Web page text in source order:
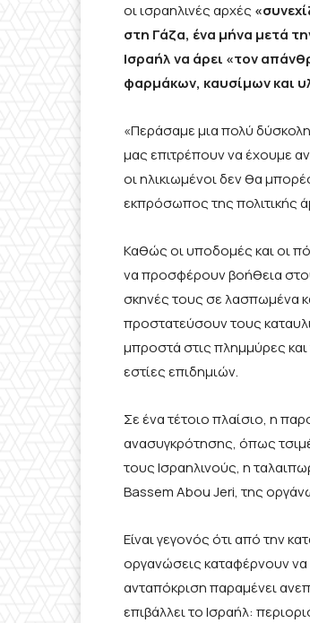
οι ισραηλινές αρχές
στη Γάζα, ένα μήνα μετά
Ισραήλ να άρει «τον
φαρμάκων, καυσίμων και
«Περάσαμε μια πολύ
μας επιτρέπουν να έχουμε
οι ηλικιωμένοι δεν θα
εκπρόσωπος της πολιτικής
Καθώς οι υποδομές και οι
να προσφέρουν βοήθεια
σκηνές τους σε λασπωμένα
προστατεύσουν τους
μπροστά στις πλημμύρες
εστίες επιδημιών.
Σε ένα τέτοιο πλαίσιο, η
ανασυγκρότησης, όπως
τους Ισραηλινούς, η
Bassem Abou Jeri, της
Είναι γεγονός ότι από την
οργανώσεις καταφέρνουν
ανταπόκριση παραμένει
επιβάλλει το Ισραήλ: